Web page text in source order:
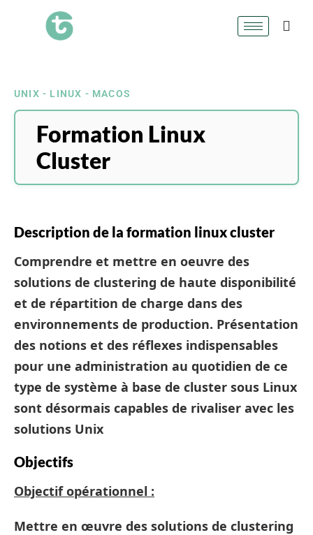
UNIX - LINUX - MACOS
Formation Linux
Cluster
Description de la formation linux cluster
Comprendre et mettre en oeuvre des
solutions de clustering de haute disponibilité
et de répartition de charge dans des
environnements de production. Présentation
des notions et des réflexes indispensables
pour une administration au quotidien de ce
type de système à base de cluster sous Linux
sont désormais capables de rivaliser avec les
solutions Unix
Objectifs
Objectif opérationnel :
Mettre en œuvre des solutions de clustering